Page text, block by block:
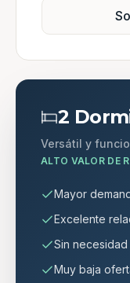
2
Versátil y
ALTO VALOR DE
Mayor
Excelente
Sin
Muy baja